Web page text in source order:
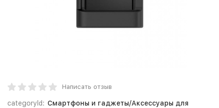
Написать отзыв
categoryId: Смартфоны и гаджеты/Аксессуары для